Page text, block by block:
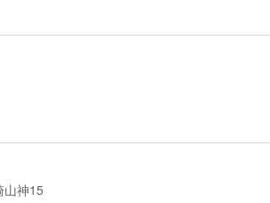
山神15